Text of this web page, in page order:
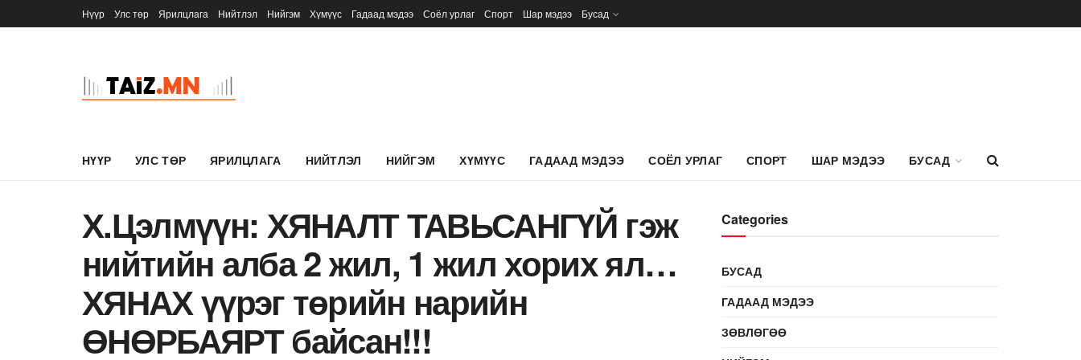
Нүүр Улс төр Ярилцлага Нийтлэл Нийгэм Хүмүүс Гадаад мэдээ Соёл урлаг Спорт Шар мэдээ Бусад
НҮҮР УЛС ТӨР ЯРИЛЦЛАГА НИЙТЛЭЛ НИЙГЭМ ХҮМҮҮС ГАДААД МЭДЭЭ СОЁЛ УРЛАГ СПОРТ ШАР МЭДЭЭ БУСАД
Х.Цэлмүүн: ХЯНАЛТ ТАВЬСАНГҮЙ гэж
нийтийн алба 2 жил, 1 жил хорих ял…
ХЯНАХ үүрэг төрийн нарийн
ӨНӨРБАЯРТ байсан!!!
Categories
БУСАД
ГАДААД МЭДЭЭ
ЗӨВЛӨГӨӨ